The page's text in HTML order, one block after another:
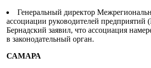
Генеральный директор
ассоциации руководителей
Бернадский заявил, что ассоциация
в законодательный орган.
САМАРА